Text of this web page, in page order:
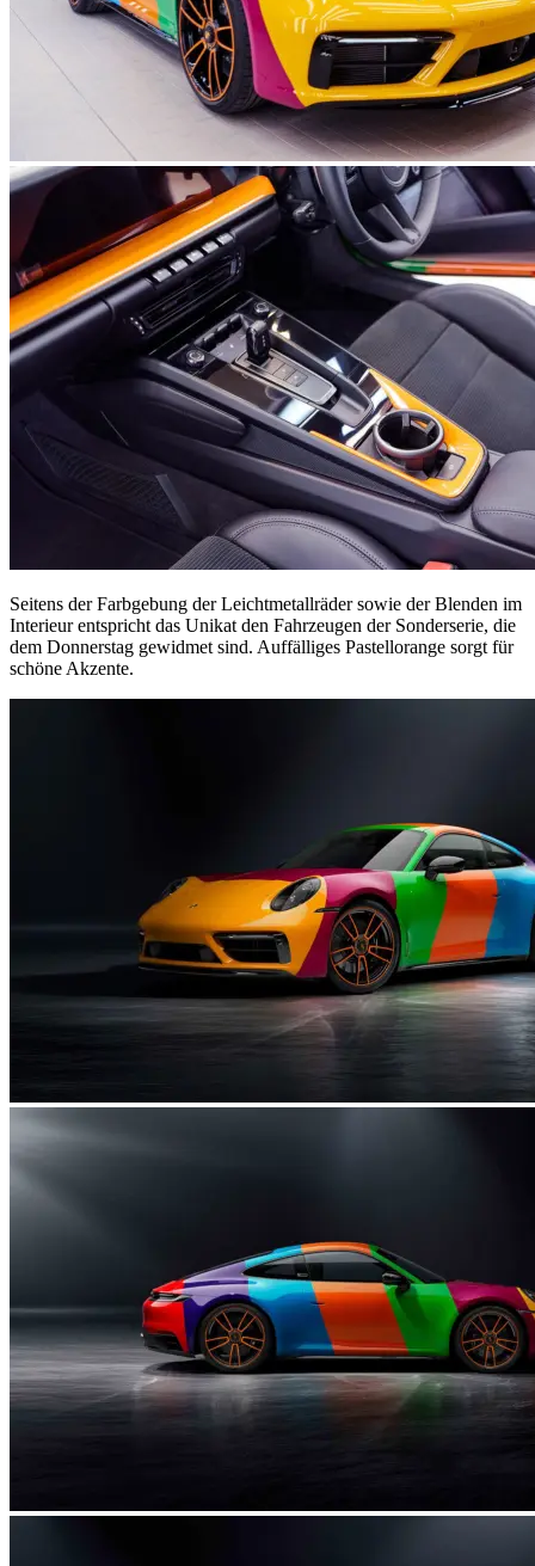
Seitens der Farbgebung der Leichtmetallräder sowie der Blenden im
Interieur entspricht das Unikat den Fahrzeugen der Sonderserie, die
dem Donnerstag gewidmet sind. Auffälliges Pastellorange sorgt für
schöne Akzente.